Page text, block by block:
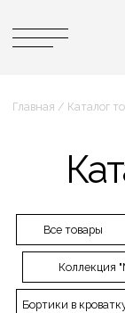
Для выписки
Аксессуары
Бортики в кроватку